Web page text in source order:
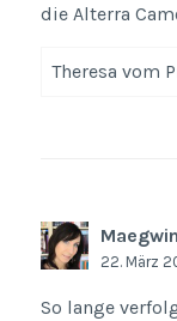
die Alterra
Theresa vom
Maegwin
22. März
So lange